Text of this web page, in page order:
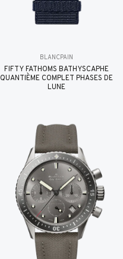
BLANCPAIN
FIFTY FATHOMS BATHYSCAPHE
QUANTIÈME COMPLET PHASES DE
LUNE